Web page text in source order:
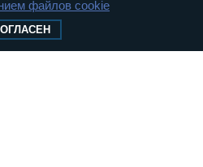
Эл № ФС77-
файлов cookie